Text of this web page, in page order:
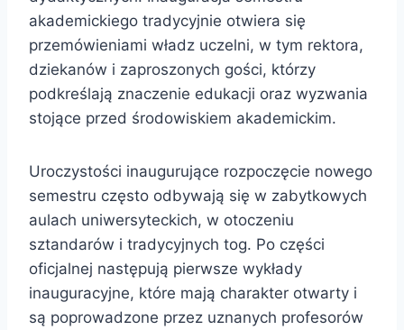
akademickiego tradycyjnie otwiera się
przemówieniami władz uczelni, w tym rektora,
dziekanów i zaproszonych gości, którzy
podkreślają znaczenie edukacji oraz wyzwania
stojące przed środowiskiem akademickim.
Uroczystości inaugurujące rozpoczęcie nowego
semestru często odbywają się w zabytkowych
aulach uniwersyteckich, w otoczeniu
sztandarów i tradycyjnych tog. Po części
oficjalnej następują pierwsze wykłady
inauguracyjne, które mają charakter otwarty i
są poprowadzone przez uznanych profesorów